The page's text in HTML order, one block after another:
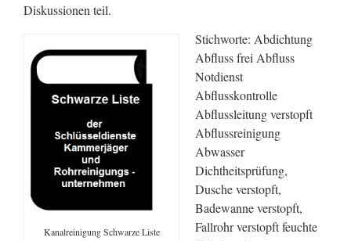
Diskussionen teil.
Kanalreinigung Schwarze Liste
Stichworte: Abdichtung
Abfluss frei Abfluss
Notdienst
Abflusskontrolle
Abflussleitung verstopft
Abflussreinigung
Abwasser
Dichtheitsprüfung,
Dusche verstopft,
Badewanne verstopft,
Fallrohr verstopft feuchte